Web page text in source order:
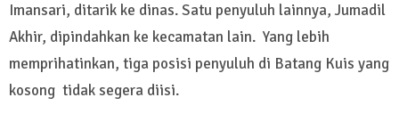
Imansari, ditarik ke dinas. Satu penyuluh lainnya, Jumadil
Akhir, dipindahkan ke kecamatan lain. Yang lebih
memprihatinkan, tiga posisi penyuluh di Batang Kuis yang
kosong tidak segera diisi.